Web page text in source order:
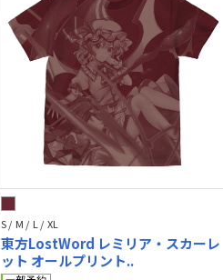
S / M / L / XL
東方LostWord レミリア・スカーレ
ット オールプリント..